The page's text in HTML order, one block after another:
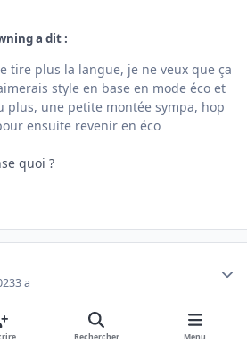
a dit :
tire plus la langue, je ne veux que ça
style en base en mode éco et
plus, une petite montée sympa, hop
ensuite revenir en éco
quoi ?
3 a
et derrière, faits pour s'en servir, ta
Rechercher Menu